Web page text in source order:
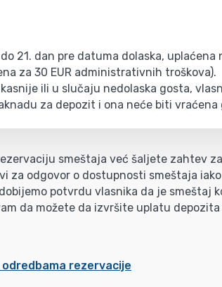
21. dan pre datuma dolaska, uplaćena
za 30 EUR administrativnih troškova).
ili u slučaju nedolaska gosta,
za depozit i ona neće biti vraćena
smeštaja već šaljete zahtev za
za odgovor o dostupnosti smeštaja
potvrdu vlasnika da je smeštaj
da možete da izvršite uplatu depozita
odredbama rezervacije